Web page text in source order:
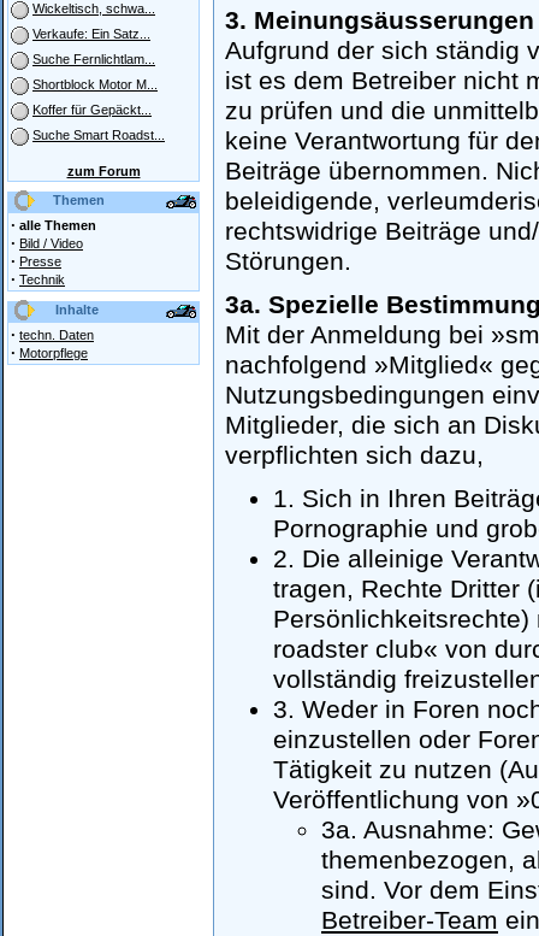
Wickeltisch, schwa...
Verkaufe: Ein Satz...
Suche Fernlichtlam...
Shortblock Motor M...
Koffer für Gepäckt...
Suche Smart Roadst...
zum Forum
Themen
· alle Themen
· Bild / Video
· Presse
· Technik
Inhalte
· techn. Daten
· Motorpflege
3.
Aufgrund der sich ständig
ist es dem Betreiber nicht
zu prüfen und die
keine Verantwortung für
Beiträge übernommen.
beleidigende,
rechtswidrige Beiträge
Störungen.
3a. Spezielle
Mit der Anmeldung bei
nachfolgend »Mitglied«
Nutzungsbedingungen
Mitglieder, die sich an
verpflichten sich dazu,
1. Sich in Ihren
Pornographie und
2. Die alleinige
tragen, Rechte Dritter
roadster club« von
vollständig
3. Weder in Foren
einzustellen oder
Tätigkeit zu nutzen
Veröffentlichung von
3a. Ausnahme:
themenbezogen,
sind. Vor dem
Betreiber-Team